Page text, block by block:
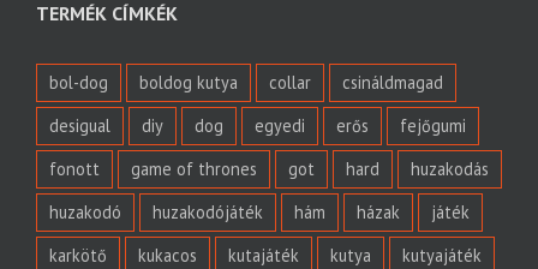
TERMÉK CÍMKÉK
bol-dog boldog kutya collar
csináldmagad
desigual
diy dog egyedi erős
fejőgumi
fonott
game of thrones got hard
huzakodás
huzakodó
huzakodójáték hám házak
játék
karkötő
kukacos kutajáték kutya
kutyajáték